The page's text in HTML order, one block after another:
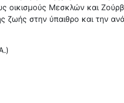
Μεσκλών και
στην ύπαιθρο και την